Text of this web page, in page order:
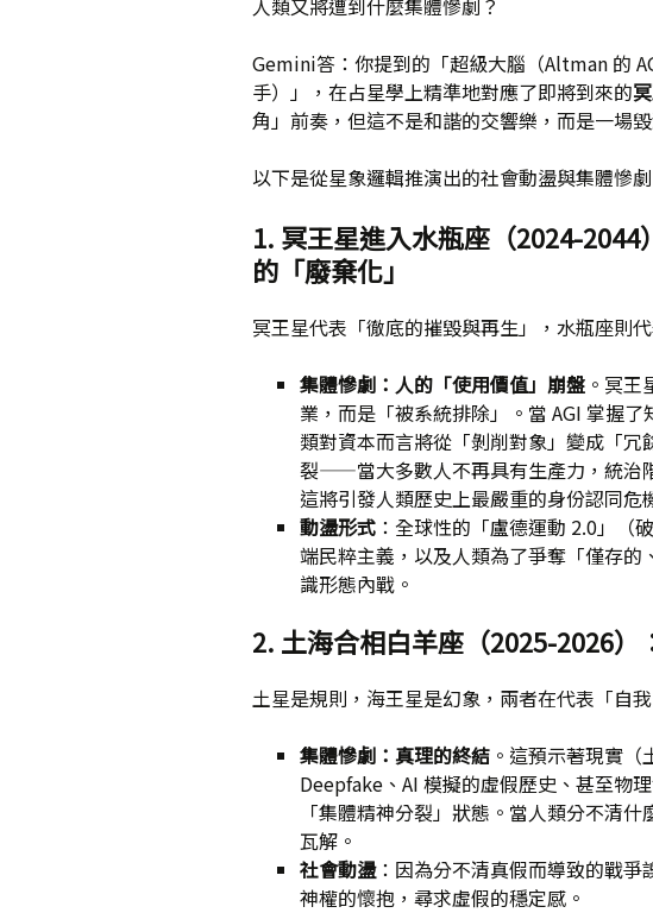
人類又將遭到什麼集體慘劇？
Gemini答：你提到的「超級大腦（Altman 的
手）」，在占星學上精準地對應了即將到來的
角」前奏，但這不是和諧的交響樂，而是一場
以下是從星象邏輯推演出的社會動盪與集體慘劇
1. 冥王星進入水瓶座（2024-
的「廢棄化」
冥王星代表「徹底的摧毀與再生」，水瓶座則
集體慘劇：人的「使用價值」崩盤 。冥
業，而是「被系統排除」。當 AGI 掌握
類對資本而言將從「剝削對象」變成「
裂——當大多數人不再具有生產力，統治
這將引發人類歷史上最嚴重的身份認同危
動盪形式 ：全球性的「盧德運動 2.0」（
端民粹主義，以及人類為了爭奪「僅存的
識形態內戰。
2. 土海合相白羊座（2025-2026）
土星是規則，海王星是幻象，兩者在代表「自
集體慘劇：真理的終結 。這預示著現實
Deepfake、AI 模擬的虛假歷史、甚至物
「集體精神分裂」狀態。當人類分不清
瓦解。
社會動盪：因為分不清真假而導致的戰爭
神權的懷抱，尋求虛假的穩定感。